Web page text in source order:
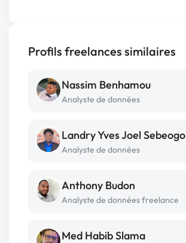
Profils freelances similaires
Nassim Benhamou
Analyste de données
Landry Yves Joel Sebeogo
Analyste de données
Anthony Budon
Analyste de données freelance
Med Habib Slama